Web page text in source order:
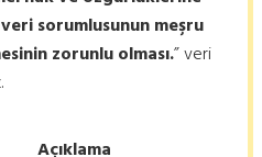
sorumlusunun meşru
zorunlu olması.” veri
Açıklama